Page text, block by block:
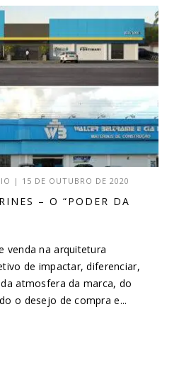
| 15 DE OUTUBRO DE 2020
– O “PODER DA
venda na arquitetura
de impactar, diferenciar,
atmosfera da marca, do
o desejo de compra e...